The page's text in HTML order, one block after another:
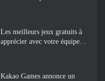
Les meilleurs jeux gratuits à
apprécier avec votre équipe
Kakao Games annonce un